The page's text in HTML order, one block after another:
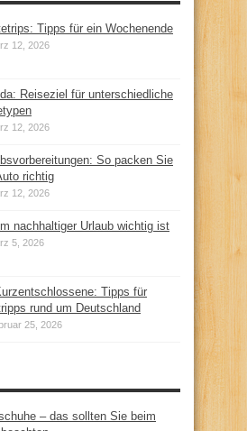
Tipps für ein Wochenende
12, 2026
Reiseziel für unterschiedliche
12, 2026
So packen Sie
richtig
12, 2026
nachhaltiger Urlaub wichtig ist
5, 2026
Tipps für
rund um Deutschland
25, 2026
– das sollten Sie beim